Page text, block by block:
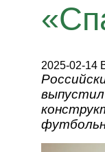
2025-02-14